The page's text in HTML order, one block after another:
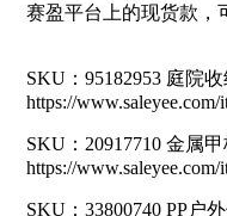
赛盈平台上的现货款，
SKU：95182953 庭院
https://www.saleyee.com/
SKU：20917710 金属
https://www.saleyee.com/
SKU：33800740 PP户